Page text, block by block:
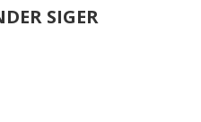
SIGER